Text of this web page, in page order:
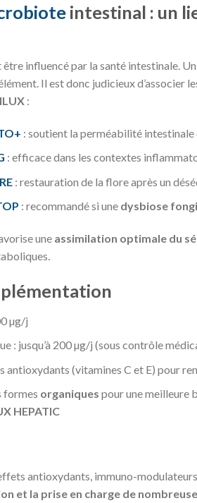
intestinal : un
être influencé par la santé intestinale.
Il est donc judicieux d’associer
:
: soutient la perméabilité
: efficace dans les contextes
: restauration de la flore après un
: recommandé si une dysbiose
une assimilation optimale du
µg/j
: jusqu’à 200 µg/j (sous contrôle
antioxydants (vitamines C et E) pour
formes organiques pour une meilleure
HEPATIC
antioxydants, immuno-
et la prise en charge de